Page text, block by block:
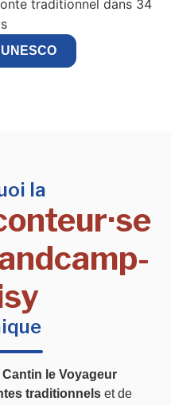
traditionnel dans 34
la
Cantin le Voyageur
traditionnelset de